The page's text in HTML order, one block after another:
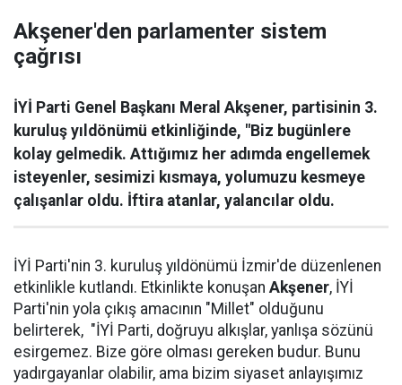
Akşener'den parlamenter sistem
çağrısı
İYİ Parti Genel Başkanı Meral Akşener, partisinin 3.
kuruluş yıldönümü etkinliğinde, "Biz bugünlere
kolay gelmedik. Attığımız her adımda engellemek
isteyenler, sesimizi kısmaya, yolumuzu kesmeye
çalışanlar oldu. İftira atanlar, yalancılar oldu.
İYİ Parti'nin 3. kuruluş yıldönümü İzmir'de düzenlenen
etkinlikle kutlandı. Etkinlikte konuşan Akşener, İYİ
Parti'nin yola çıkış amacının "Millet" olduğunu
belirterek, "İYİ Parti, doğruyu alkışlar, yanlışa sözünü
esirgemez. Bize göre olması gereken budur. Bunu
yadırgayanlar olabilir, ama bizim siyaset anlayışımız